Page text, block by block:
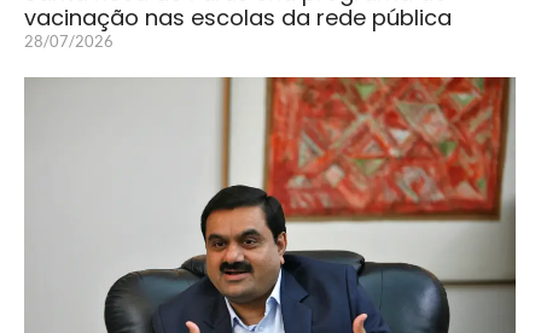
vacinação nas escolas da rede pública
28/07/2026